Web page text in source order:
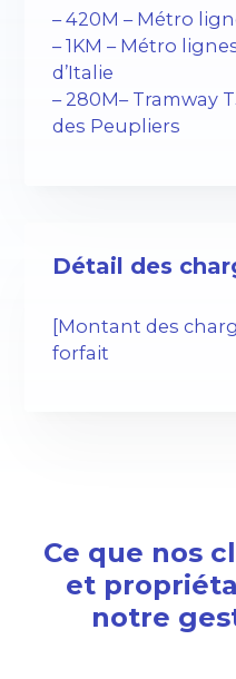
– 420M – Métro
– 1KM – Métro
d’Italie
– 280M– Tramway
des Peupliers
Détail des
[Montant des
forfait
Ce que nos
et
notre